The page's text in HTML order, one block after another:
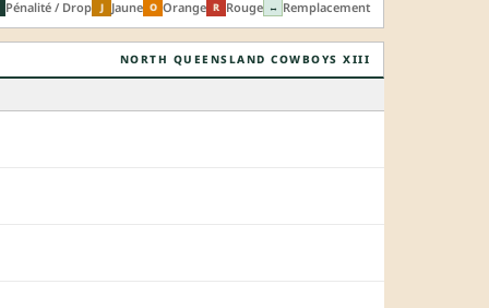
Pénalité / Drop J Jaune O Orange R Rouge ↔ Remplacement
NORTH QUEENSLAND COWBOYS XIII